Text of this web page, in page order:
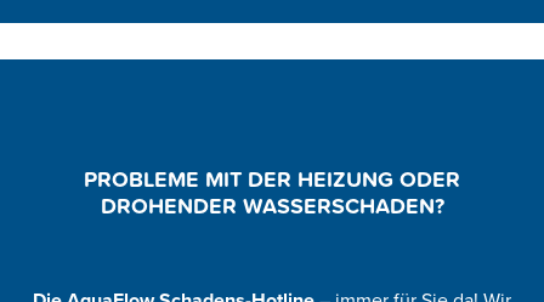
PROBLEME MIT DER HEIZUNG ODER
DROHENDER WASSERSCHADEN?